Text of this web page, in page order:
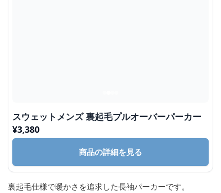
スウェットメンズ 裏起毛プルオーバーパーカー
¥3,380
商品の詳細を見る
裏起毛仕様で暖かさを追求した長袖パーカーです。